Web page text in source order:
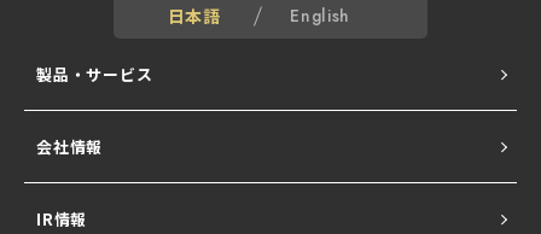
日本語 English
製品・サービス
ALogシリーズ
Network All Cloud
会社情報
IR情報